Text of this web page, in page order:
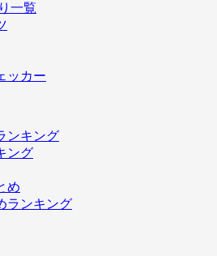
一覧
ッカー
ンキング
ング
め
ランキング